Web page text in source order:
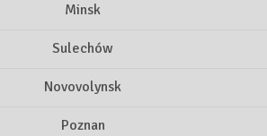
Minsk
Sulechów
Novovolynsk
Poznan